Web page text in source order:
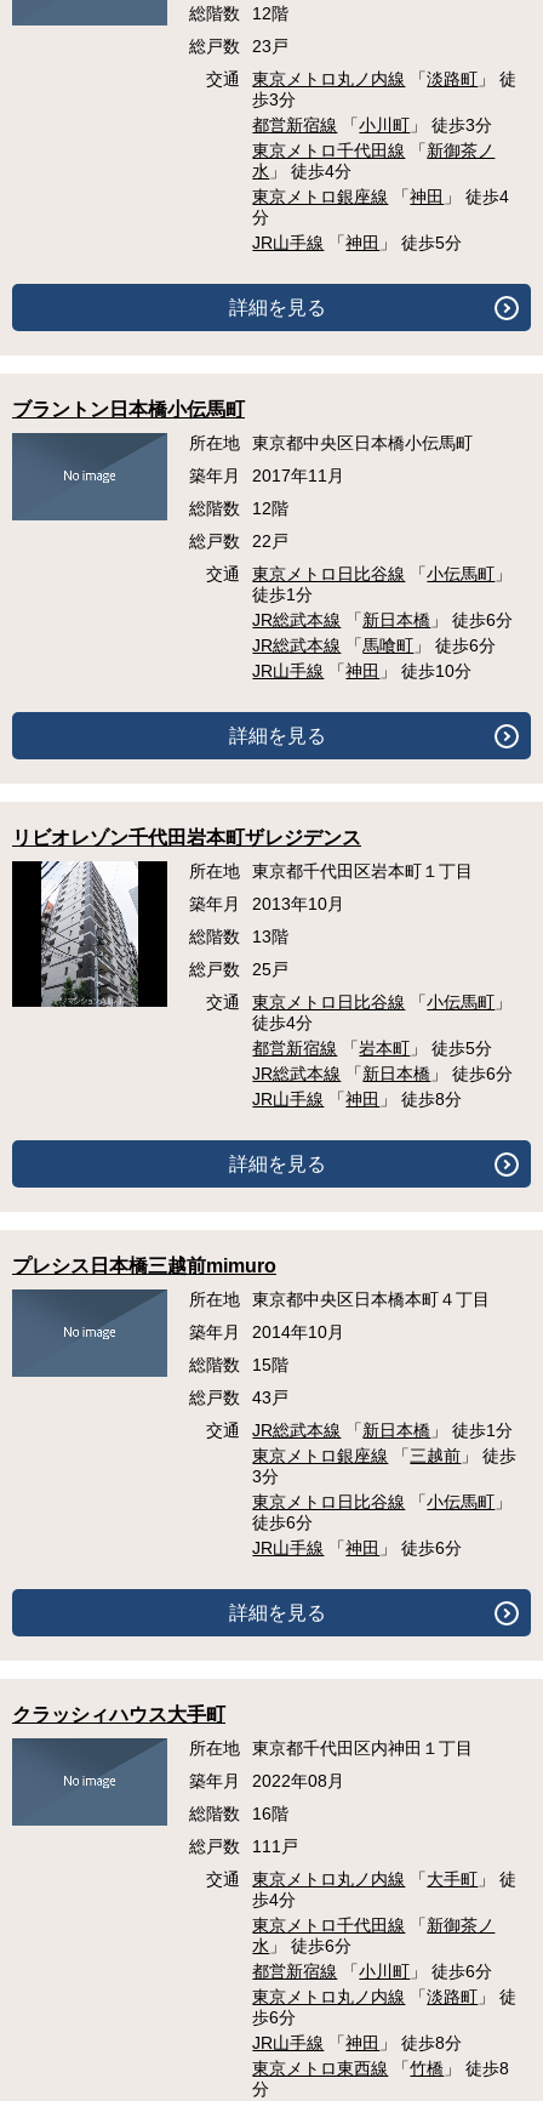
総階数
12階
総戸数
23戸
交通
東京メトロ丸ノ内線 「淡路町 」 徒
歩3分
都営新宿線 「小川町 」 徒歩3分
東京メトロ千代田線 「新御茶ノ
水 」 徒歩4分
東京メトロ銀座線 「神田 」 徒歩4
分
JR山手線 「神田 」 徒歩5分
詳細を見る
ブラントン日本橋小伝馬町
所在地
東京都中央区日本橋小伝馬町
築年月
2017年11月
総階数
12階
総戸数
22戸
交通
東京メトロ日比谷線 「小伝馬町 」
徒歩1分
JR総武本線 「新日本橋 」 徒歩6分
JR総武本線 「馬喰町 」 徒歩6分
JR山手線 「神田 」 徒歩10分
詳細を見る
リビオレゾン千代田岩本町ザレジデンス
所在地
東京都千代田区岩本町１丁目
築年月
2013年10月
総階数
13階
総戸数
25戸
交通
東京メトロ日比谷線 「小伝馬町 」
徒歩4分
都営新宿線 「岩本町 」 徒歩5分
JR総武本線 「新日本橋 」 徒歩6分
JR山手線 「神田 」 徒歩8分
詳細を見る
プレシス日本橋三越前mimuro
所在地
東京都中央区日本橋本町４丁目
築年月
2014年10月
総階数
15階
総戸数
43戸
交通
JR総武本線 「新日本橋 」 徒歩1分
東京メトロ銀座線 「三越前 」 徒歩
3分
東京メトロ日比谷線 「小伝馬町 」
徒歩6分
JR山手線 「神田 」 徒歩6分
詳細を見る
クラッシィハウス大手町
所在地
東京都千代田区内神田１丁目
築年月
2022年08月
総階数
16階
総戸数
111戸
交通
東京メトロ丸ノ内線 「大手町 」 徒
歩4分
東京メトロ千代田線 「新御茶ノ
水 」 徒歩6分
都営新宿線 「小川町 」 徒歩6分
東京メトロ丸ノ内線 「淡路町 」 徒
歩6分
JR山手線 「神田 」 徒歩8分
東京メトロ東西線 「竹橋 」 徒歩8
分